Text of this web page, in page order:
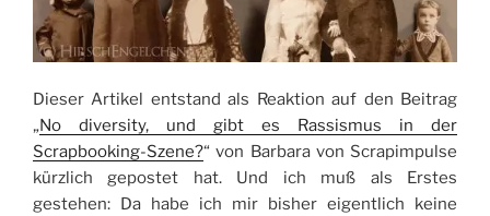
Dieser Artikel entstand als Reaktion auf den Beitrag
„No diversity, und gibt es Rassismus in der
Scrapbooking-Szene?“ von Barbara von Scrapimpulse
kürzlich gepostet hat. Und ich muß als Erstes
gestehen: Da habe ich mir bisher eigentlich keine